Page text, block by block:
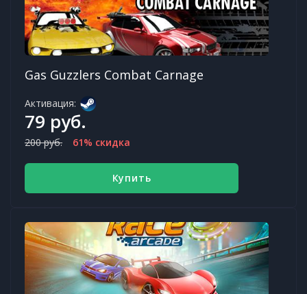
Gas Guzzlers Combat Carnage
Активация:
79 руб.
200 руб. 61% скидка
Купить